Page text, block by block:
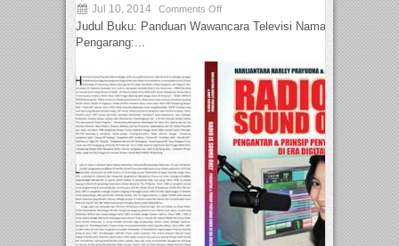
Jul 10, 2014 Comments Off
Judul Buku: Panduan Wawancara Televisi Nama
Pengarang:...